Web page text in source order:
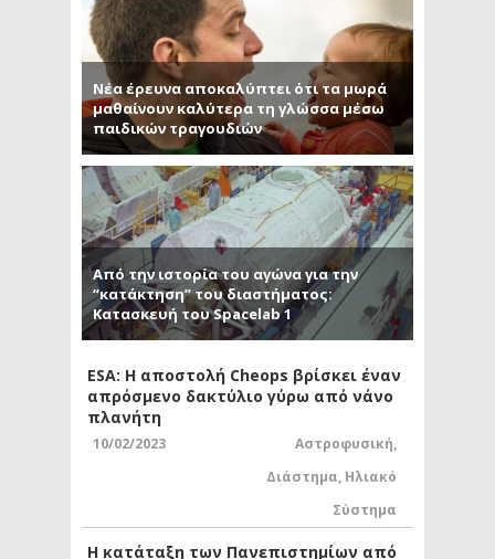
Νέα έρευνα αποκαλύπτει ότι τα μωρά
μαθαίνουν καλύτερα τη γλώσσα μέσω
παιδικών τραγουδιών
Από την ιστορία του αγώνα για την
“κατάκτηση” του διαστήματος:
Κατασκευή του Spacelab 1
ESA: Η αποστολή Cheops βρίσκει έναν
απρόσμενο δακτύλιο γύρω από νάνο
πλανήτη
10/02/2023 Αστροφυσική,
Διάστημα, Ηλιακό
Σύστημα
Η κατάταξη των Πανεπιστημίων από